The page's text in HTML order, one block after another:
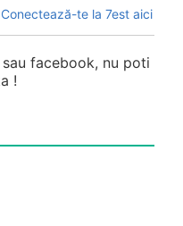
Conectează-te la 7est aici
facebook, nu poti
!